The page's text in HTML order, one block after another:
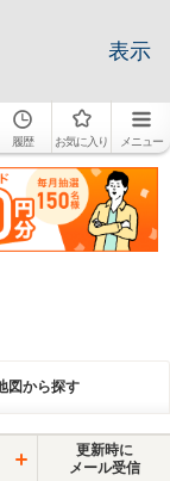
表示
履歴 お気に入り メニュー
図から探す
更新時に
メール受信